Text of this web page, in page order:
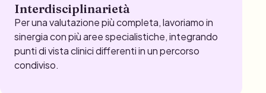
Interdisciplinarietà
Per una valutazione più completa, lavoriamo in
sinergia con più aree specialistiche, integrando
punti di vista clinici differenti in un percorso
condiviso.